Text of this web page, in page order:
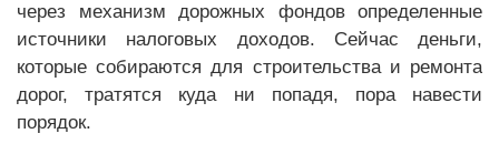
через механизм дорожных фондов определенные
источники налоговых доходов. Сейчас деньги,
которые собираются для строительства и ремонта
дорог, тратятся куда ни попадя, пора навести
порядок.